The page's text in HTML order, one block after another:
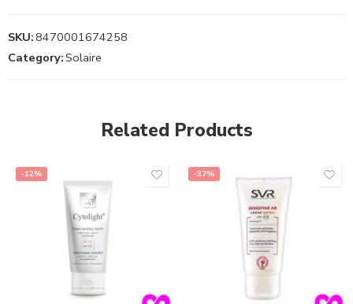
SKU:8470001674258
Category:Solaire
Related Products
-12% -37%